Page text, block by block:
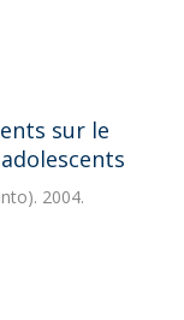
sur le
2004.